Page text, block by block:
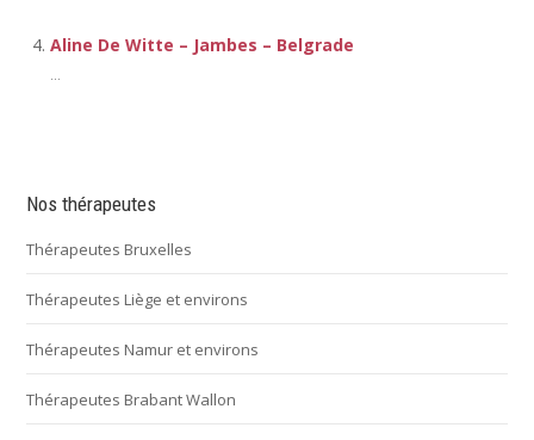
Aline De Witte – Jambes – Belgrade
...
Nos thérapeutes
Thérapeutes Bruxelles
Thérapeutes Liège et environs
Thérapeutes Namur et environs
Thérapeutes Brabant Wallon